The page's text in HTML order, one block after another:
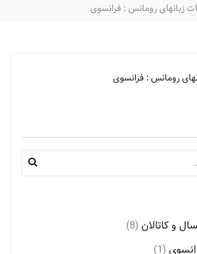
زبانهای رومانس : فرانسوی
رومانس : فرانسوی
و کاتالان (8)
(1)